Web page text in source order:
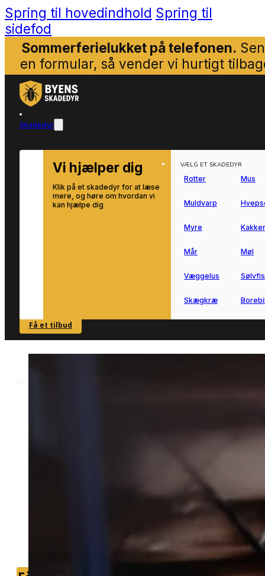
Spring til hovedindhold Spring til
sidefod
Sommerferielukket på telefonen.
en formular, så vender vi hurtigt
Skadedyr
Vi hjælper dig
Klik på et skadedyr for at læse
mere, og høre om hvordan vi
kan hjælpe dig
SE OVERSIGT
VÆLG ET SKADEDYR
Rotter Mus
Muldvarp
Myre
Mår Møl
Væggelus
Skægkræ
Få et tilbud
videre, når jordbunker og ødelagte
græsarealer skaber problemer.
Vi forbinder dig med lokale partnere,
du hurtigt kan få den rette hjælp i